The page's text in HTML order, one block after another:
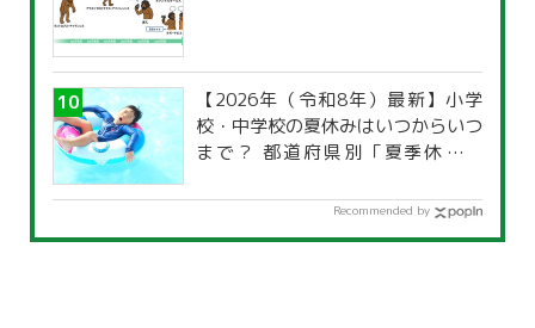
【2026年（令和8年）最新】小学
校・中学校の夏休みはいつからいつ
まで？ 都道府県別「夏季休暇一
Recommended by